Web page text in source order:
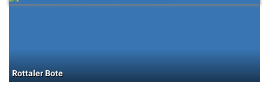
Rottaler Bote